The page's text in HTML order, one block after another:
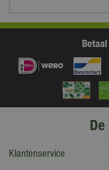
Klantenservice